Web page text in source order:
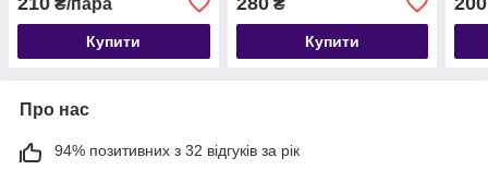
Купити Купити
Про нас
94% позитивних з 32 відгуків за рік